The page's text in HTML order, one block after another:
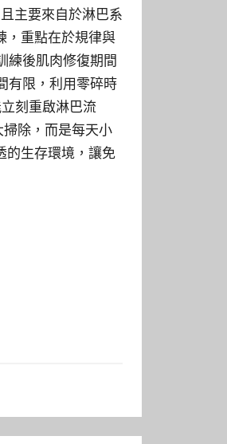
主要來自於淋巴系
，重點在於規律與
練後肌肉修復期間
有限，利用零碎時
刻重啟淋巴流
除，而是每天小
的生存環境，讓免